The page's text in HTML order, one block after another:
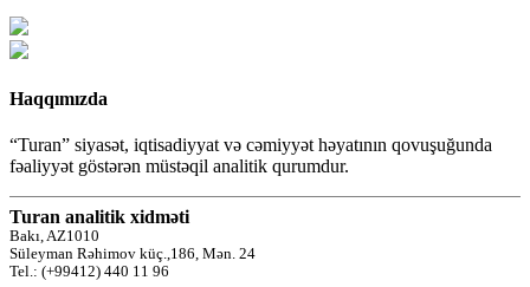
Haqqımızda
“Turan” siyasət, iqtisadiyyat və cəmiyyət həyatının qovuşuğunda
fəaliyyət göstərən müstəqil analitik qurumdur.
Turan analitik xidməti
Bakı, AZ1010
Süleyman Rəhimov küç.,186, Mən. 24
Tel.: (+99412) 440 11 96